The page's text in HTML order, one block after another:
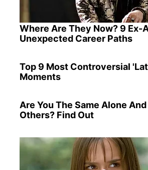
Where Are They Now? 9 Ex-
Unexpected Career Paths
Top 9 Most Controversial
Moments
Are You The Same Alone
Others? Find Out